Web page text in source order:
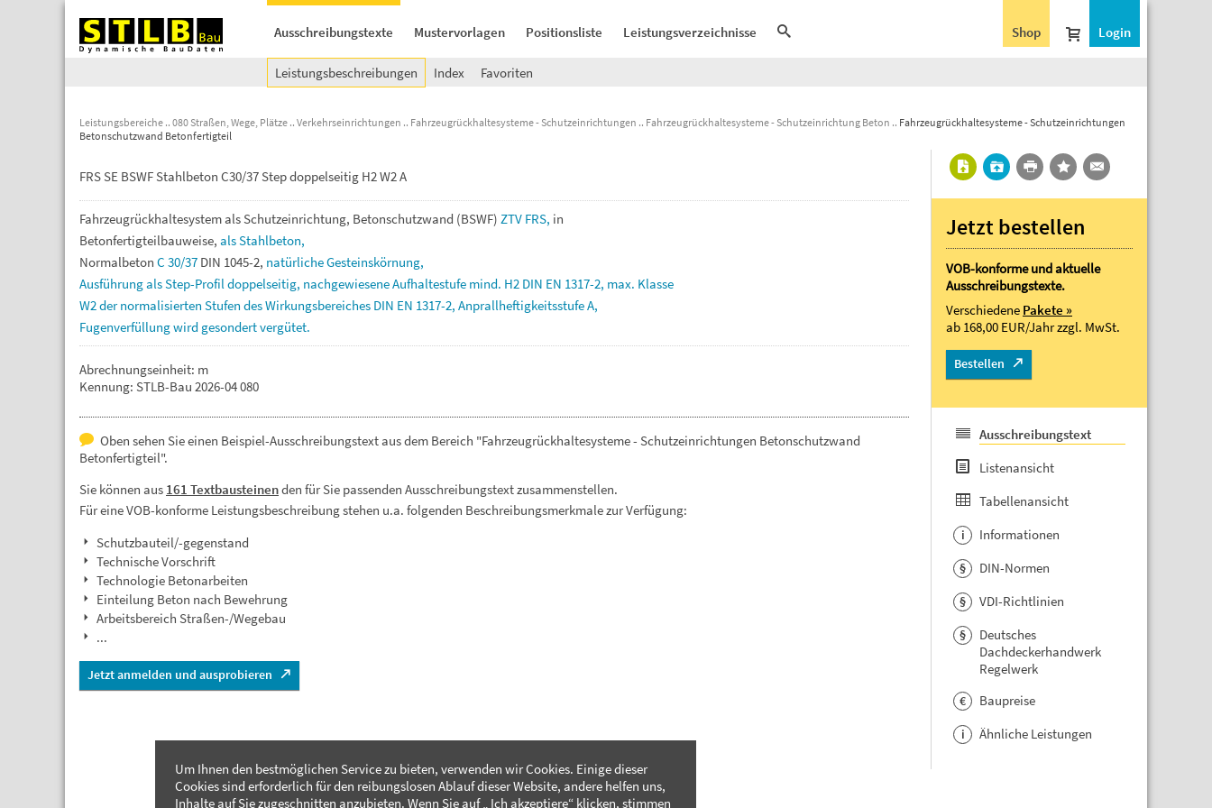
Ausschreibungstexte Mustervorlagen Positionsliste Leistungsverzeichnisse Login
Shop
Leistungsbeschreibungen Index Favoriten
Leistungsbereiche 080 Straßen, Wege, Plätze Verkehrseinrichtungen Fahrzeugrückhaltesysteme - Schutzeinrichtungen Fahrzeugrückhaltesysteme - Schutzeinrichtung Beton
Fahrzeugrückhaltesysteme - Schutzeinrichtungen
Betonschutzwand Betonfertigteil
FRS SE BSWF Stahlbeton C30/37 Step doppelseitig H2 W2 A
FahrzeugrückhaltesystemalsSchutzeinrichtung, Betonschutzwand (BSWF) ZTV FRS, in
Betonfertigteilbauweise, alsStahlbeton,
Normalbeton C 30/37 DIN 1045-2, natürlicheGesteinskörnung,
AusführungalsStep-Profildoppelseitig, nachgewieseneAufhaltestufe mind. H2 DIN EN 1317-2, max. Klasse
W2dernormalisierten Stufen desWirkungsbereiches DIN EN 1317-2, AnprallheftigkeitsstufeA,
Fugenverfüllungwird gesondertvergütet.
Abrechnungseinheit: m
Kennung: STLB-Bau 2026-04 080
Oben sehen Sie einen Beispiel-Ausschreibungstext aus dem Bereich "Fahrzeugrückhaltesysteme - Schutzeinrichtungen Betonschutzwand
Betonfertigteil".
Sie können aus 161 Textbausteinenden für Sie passenden Ausschreibungstext zusammenstellen.
Für eine VOB-konforme Leistungsbeschreibung stehen u.a. folgenden Beschreibungsmerkmale zur Verfügung:
Schutzbauteil/-gegenstand
Technische Vorschrift
Technologie Betonarbeiten
Einteilung Beton nach Bewehrung
Arbeitsbereich Straßen-/Wegebau
...
Jetzt anmelden und ausprobieren
Jetzt bestellen
VOB-konforme und aktuelle
Ausschreibungstexte.
Verschiedene Pakete »
ab 168,00 EUR/Jahrzzgl. MwSt.
Bestellen
Ausschreibungstext
Listenansicht
Tabellenansicht
i Informationen
§ DIN-Normen
§ VDI-Richtlinien
§
Deutsches
Dachdeckerhandwerk
Regelwerk
€ Baupreise
i Ähnliche Leistungen
Um Ihnen den bestmöglichen Service zu bieten, verwenden wir Cookies. Einige dieser
Cookies sind erforderlich für den reibungslosen Ablauf dieser Website, andere helfen uns,
Inhalte auf Sie zugeschnitten anzubieten. Wenn Sie auf „ Ich akzeptiere“ klicken, stimmen